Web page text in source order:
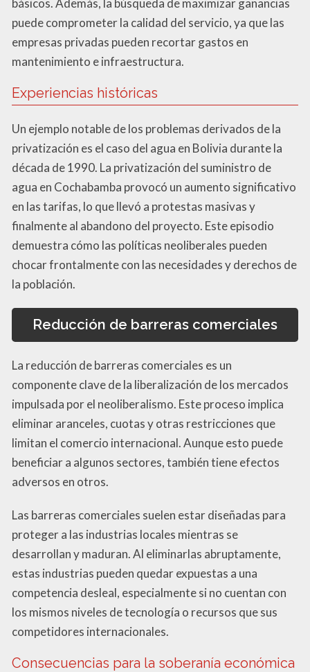
básicos. Además, la búsqueda de maximizar ganancias
puede comprometer la calidad del servicio, ya que las
empresas privadas pueden recortar gastos en
mantenimiento e infraestructura.
Experiencias históricas
Un ejemplo notable de los problemas derivados de la
privatización es el caso del agua en Bolivia durante la
década de 1990. La privatización del suministro de
agua en Cochabamba provocó un aumento significativo
en las tarifas, lo que llevó a protestas masivas y
finalmente al abandono del proyecto. Este episodio
demuestra cómo las políticas neoliberales pueden
chocar frontalmente con las necesidades y derechos de
la población.
Reducción de barreras comerciales
La reducción de barreras comerciales es un
componente clave de la liberalización de los mercados
impulsada por el neoliberalismo. Este proceso implica
eliminar aranceles, cuotas y otras restricciones que
limitan el comercio internacional. Aunque esto puede
beneficiar a algunos sectores, también tiene efectos
adversos en otros.
Las barreras comerciales suelen estar diseñadas para
proteger a las industrias locales mientras se
desarrollan y maduran. Al eliminarlas abruptamente,
estas industrias pueden quedar expuestas a una
competencia desleal, especialmente si no cuentan con
los mismos niveles de tecnología o recursos que sus
competidores internacionales.
Consecuencias para la soberanía económica